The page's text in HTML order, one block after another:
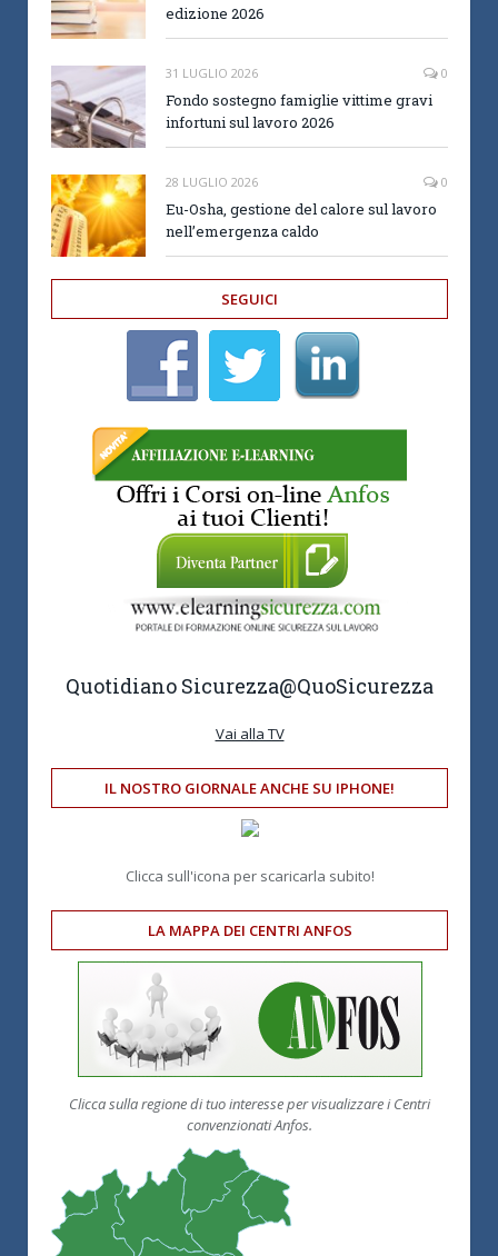
edizione 2026
31 LUGLIO 2026 0
Fondo sostegno famiglie vittime gravi
infortuni sul lavoro 2026
28 LUGLIO 2026 0
Eu-Osha, gestione del calore sul lavoro
nell’emergenza caldo
SEGUICI
Quotidiano Sicurezza@QuoSicurezza
Vai alla TV
IL NOSTRO GIORNALE ANCHE SU IPHONE!
Clicca sull'icona per scaricarla subito!
LA MAPPA DEI CENTRI ANFOS
Clicca sulla regione di tuo interesse per visualizzare i Centri
convenzionati Anfos.